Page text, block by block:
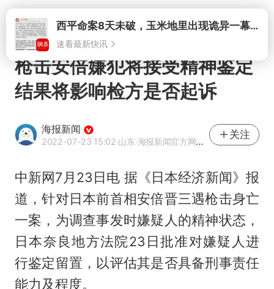
打开
枪击安倍嫌犯将接受精神鉴定
结果将影响检方是否起诉
海报新闻
2022-07-23 15:02·山东·海报新闻官方网易号
关注
中新网7月23日电 据《日本经济新闻》报
道，针对日本前首相安倍晋三遇枪击身亡
一案，为调查事发时嫌疑人的精神状态，
日本奈良地方法院23日批准对嫌疑人进
行鉴定留置，以评估其是否具备刑事责任
能力及程度。